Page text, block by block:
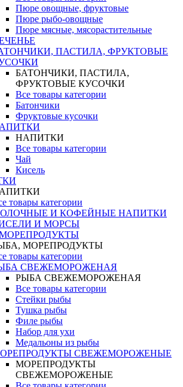
Пюре овощные, фруктовые
Пюре рыбо-овощные
Пюре мясные, мясорастительные
ПАСТИЛА, ФРУКТОВЫЕ
БАТОНЧИКИ, ПАСТИЛА,
ФРУКТОВЫЕ КУСОЧКИ
Все товары категории
Батончики
Фруктовые кусочки
НАПИТКИ
Все товары категории
Чай
Кисель
товары категории
И КОФЕЙНЫЕ НАПИТКИ
И МОРСЫ
МОРЕПРОДУКТЫ
товары категории
СВЕЖЕМОРОЖЕНАЯ
РЫБА СВЕЖЕМОРОЖЕНАЯ
Все товары категории
Стейки рыбы
Тушка рыбы
Филе рыбы
Набор для ухи
Медальоны из рыбы
СВЕЖЕМОРОЖЕНЫЕ
МОРЕПРОДУКТЫ
СВЕЖЕМОРОЖЕНЫЕ